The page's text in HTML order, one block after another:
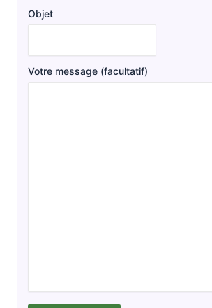
Objet
Votre message (facultatif)